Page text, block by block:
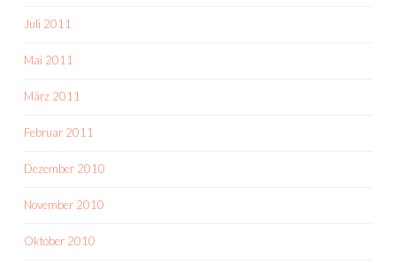
Juli 2011
Mai 2011
März 2011
Februar 2011
Dezember 2010
November 2010
Oktober 2010